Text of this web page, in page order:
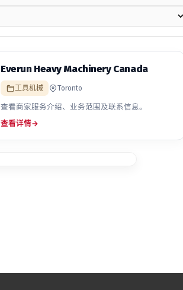
Everun Heavy Machinery Canada
工具机械 Toronto
查看商家服务介绍、业务范围及联系信息。
查看详情→